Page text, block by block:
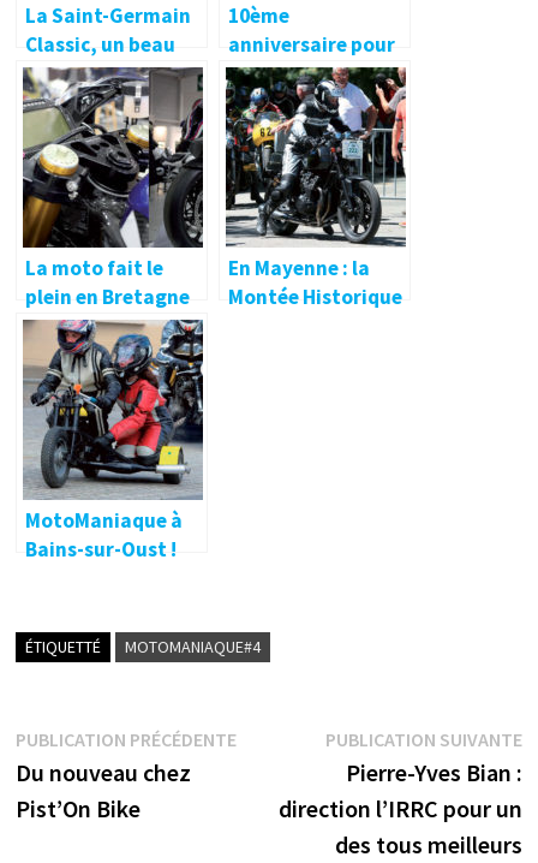
La Saint-Germain
Classic, un beau
rendez-vous !
10ème
anniversaire pour
la sortie
mobylettes
organisée par les
Vieux Pistons
Redonnais !
La moto fait le
plein en Bretagne
En Mayenne : la
Montée Historique
MotoManiaque à
Bains-sur-Oust !
ÉTIQUETTÉ MOTOMANIAQUE#4
Navigation
de
PUBLICATION PRÉCÉDENTEPublication
Du nouveau chez
Pist’On Bike
PUBLICATION SUIVANTE
Pierre-Yves Bian :
direction l’IRRC pour un
des tous meilleurs